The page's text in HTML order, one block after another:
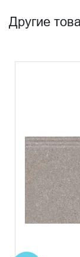
Другие